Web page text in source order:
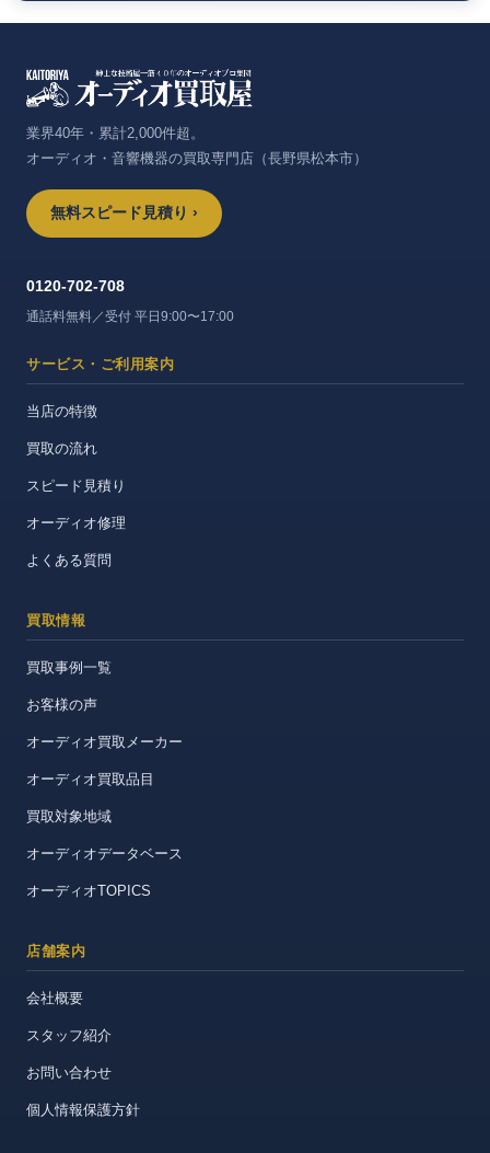
業界40年・累計2,000件超。
オーディオ・音響機器の買取専門店（長野県松本市）
無料スピード見積り ›
0120-702-708
通話料無料／受付 平日9:00〜17:00
サービス・ご利用案内
当店の特徴
買取の流れ
スピード見積り
オーディオ修理
よくある質問
買取情報
買取事例一覧
お客様の声
オーディオ買取メーカー
オーディオ買取品目
買取対象地域
オーディオデータベース
オーディオTOPICS
店舗案内
会社概要
スタッフ紹介
お問い合わせ
個人情報保護方針